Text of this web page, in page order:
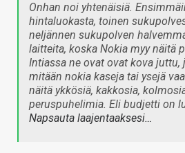
Onhan noi yhtenäisiä.
hintaluokasta, toinen
neljännen sukupolven
laitteita, koska Nokia myy näitä
Intiassa ne ovat ovat kova juttu,
mitään nokia kaseja tai ysejä
näitä ykkösiä, kakkosia,
peruspuhelimia. Eli budjetti on
Napsauta laajentaaksesi…